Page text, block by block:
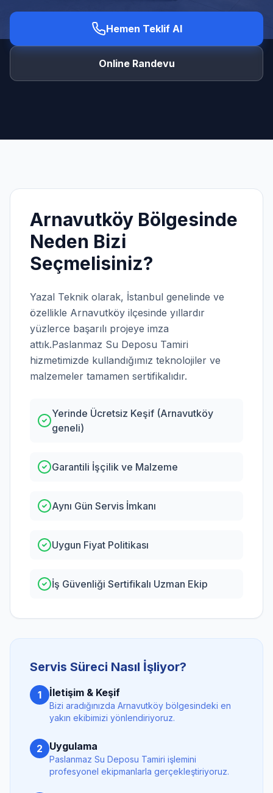
Ücretsiz Keşif Al
Hemen Teklif Al
Online Randevu
Arnavutköy Bölgesinde
Neden Bizi
Seçmelisiniz?
Yazal Teknik olarak, İstanbul genelinde ve
özellikle Arnavutköy ilçesinde yıllardır
yüzlerce başarılı projeye imza
attık.Paslanmaz Su Deposu Tamiri
hizmetimizde kullandığımız teknolojiler ve
malzemeler tamamen sertifikalıdır.
Yerinde Ücretsiz Keşif (Arnavutköy
geneli)
Garantili İşçilik ve Malzeme
Aynı Gün Servis İmkanı
Uygun Fiyat Politikası
İş Güvenliği Sertifikalı Uzman Ekip
Servis Süreci Nasıl İşliyor?
1 İletişim & Keşif
Bizi aradığınızda Arnavutköy bölgesindeki en
yakın ekibimizi yönlendiriyoruz.
2 Uygulama
Paslanmaz Su Deposu Tamiri işlemini
profesyonel ekipmanlarla gerçekleştiriyoruz.